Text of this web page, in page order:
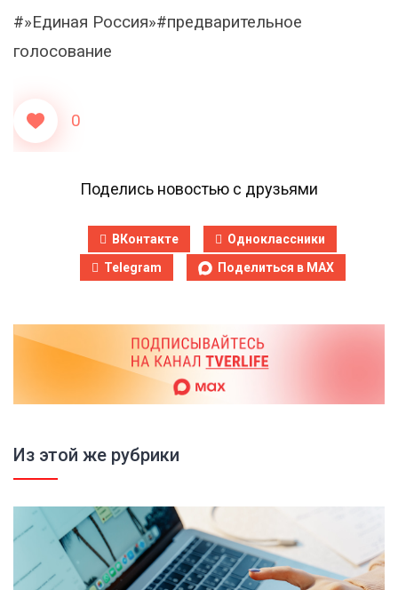
#»Единая Россия»#предварительное
голосование
0
Поделись новостью с друзьями
ВКонтакте
Одноклассники
Telegram
Поделиться в MAX
Из этой же рубрики